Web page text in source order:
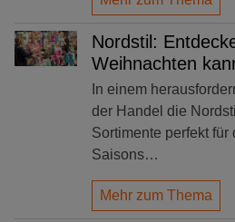
Nordstil:
Weihnachten
In einem
der Handel die
Sortimente perfekt für
Saisons…
Mehr zum Thema